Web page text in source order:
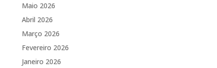
Maio 2026
Abril 2026
Março 2026
Fevereiro 2026
Janeiro 2026